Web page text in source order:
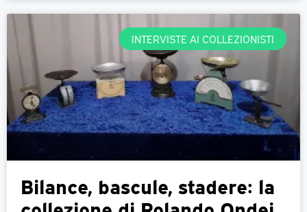
INTERVISTE AI COLLEZIONISTI
Bilance, bascule, stadere: la